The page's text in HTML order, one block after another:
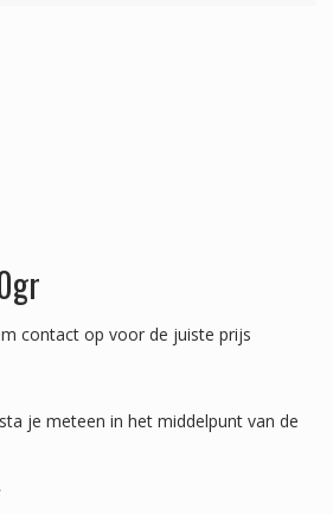
contact op voor de juiste prijs
je meteen in het middelpunt van de